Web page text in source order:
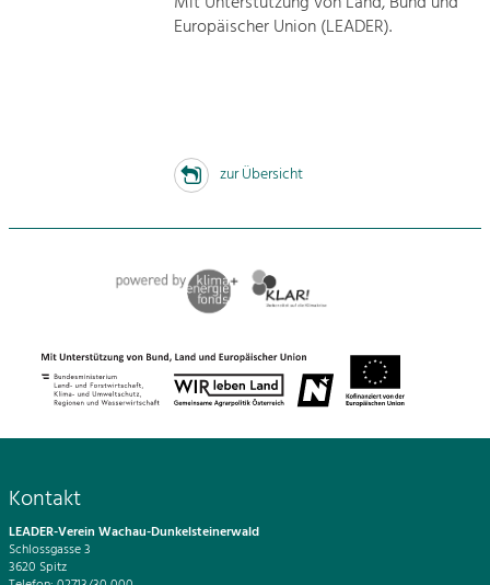
Europäischer Union (LEADER).
zur Übersicht
Kontakt
LEADER-Verein Wachau-Dunkelsteinerwald
Schlossgasse 3
3620 Spitz